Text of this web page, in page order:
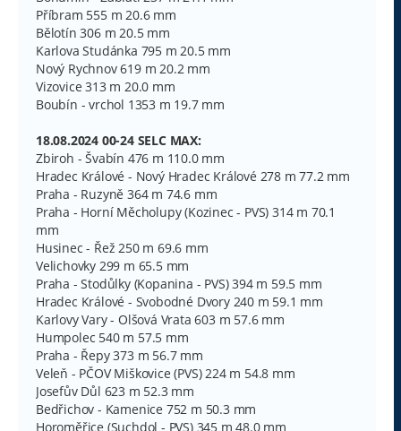
Příbram 555 m 20.6 mm
Bělotín 306 m 20.5 mm
Karlova Studánka 795 m 20.5 mm
Nový Rychnov 619 m 20.2 mm
Vizovice 313 m 20.0 mm
Boubín - vrchol 1353 m 19.7 mm
18.08.2024 00-24 SELC MAX:
Zbiroh - Švabín 476 m 110.0 mm
Hradec Králové - Nový Hradec Králové 278 m 77.2 mm
Praha - Ruzyně 364 m 74.6 mm
Praha - Horní Měcholupy (Kozinec - PVS) 314 m 70.1
mm
Husinec - Řež 250 m 69.6 mm
Velichovky 299 m 65.5 mm
Praha - Stodůlky (Kopanina - PVS) 394 m 59.5 mm
Hradec Králové - Svobodné Dvory 240 m 59.1 mm
Karlovy Vary - Olšová Vrata 603 m 57.6 mm
Humpolec 540 m 57.5 mm
Praha - Řepy 373 m 56.7 mm
Veleň - PČOV Miškovice (PVS) 224 m 54.8 mm
Josefův Důl 623 m 52.3 mm
Bedřichov - Kamenice 752 m 50.3 mm
Horoměřice (Suchdol - PVS) 345 m 48.0 mm